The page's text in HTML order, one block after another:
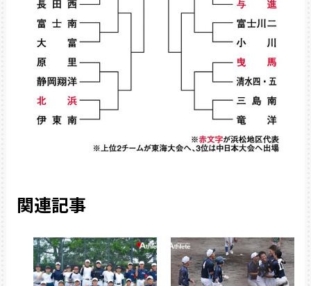
関連記事